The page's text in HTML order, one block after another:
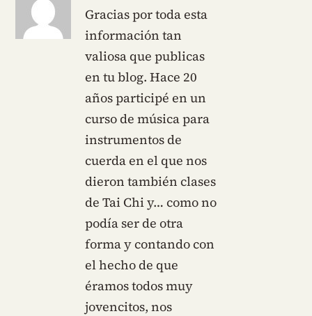
Gracias por toda esta
información tan
valiosa que publicas
en tu blog. Hace 20
años participé en un
curso de música para
instrumentos de
cuerda en el que nos
dieron también clases
de Tai Chi y… como no
podía ser de otra
forma y contando con
el hecho de que
éramos todos muy
jovencitos, nos